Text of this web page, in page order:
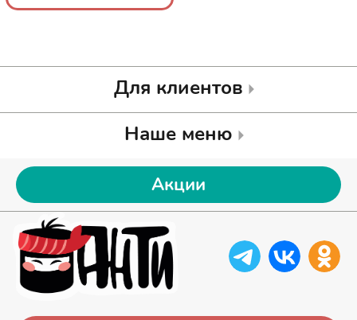
Для клиентов
Наше меню
Акции